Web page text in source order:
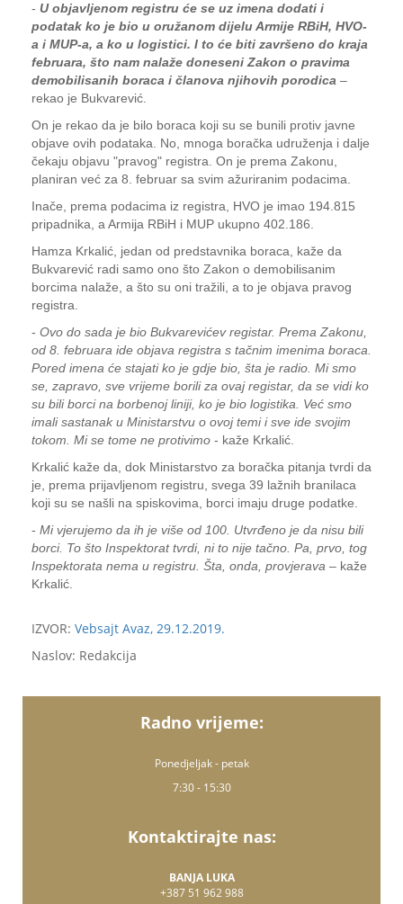
- U objavljenom registru će se uz imena dodati i
podatak ko je bio u oružanom dijelu Armije RBiH, HVO-
a i MUP-a, a ko u logistici. I to će biti završeno do kraja
februara, što nam nalaže doneseni Zakon o pravima
demobilisanih boraca i članova njihovih porodica –
rekao je Bukvarević.
On je rekao da je bilo boraca koji su se bunili protiv javne
objave ovih podataka. No, mnoga boračka udruženja i dalje
čekaju objavu "pravog" registra. On je prema Zakonu,
planiran već za 8. februar sa svim ažuriranim podacima.
Inače, prema podacima iz registra, HVO je imao 194.815
pripadnika, a Armija RBiH i MUP ukupno 402.186.
Hamza Krkalić, jedan od predstavnika boraca, kaže da
Bukvarević radi samo ono što Zakon o demobilisanim
borcima nalaže, a što su oni tražili, a to je objava pravog
registra.
- Ovo do sada je bio Bukvarevićev registar. Prema Zakonu,
od 8. februara ide objava registra s tačnim imenima boraca.
Pored imena će stajati ko je gdje bio, šta je radio. Mi smo
se, zapravo, sve vrijeme borili za ovaj registar, da se vidi ko
su bili borci na borbenoj liniji, ko je bio logistika. Već smo
imali sastanak u Ministarstvu o ovoj temi i sve ide svojim
tokom. Mi se tome ne protivimo - kaže Krkalić.
Krkalić kaže da, dok Ministarstvo za boračka pitanja tvrdi da
je, prema prijavljenom registru, svega 39 lažnih branilaca
koji su se našli na spiskovima, borci imaju druge podatke.
- Mi vjerujemo da ih je više od 100. Utvrđeno je da nisu bili
borci. To što Inspektorat tvrdi, ni to nije tačno. Pa, prvo, tog
Inspektorata nema u registru. Šta, onda, provjerava – kaže
Krkalić.
IZVOR: Vebsajt Avaz, 29.12.2019.
Naslov: Redakcija
Radno vrijeme:
Ponedjeljak - petak
7:30 - 15:30
Kontaktirajte nas:
BANJA LUKA
+387 51 962 988